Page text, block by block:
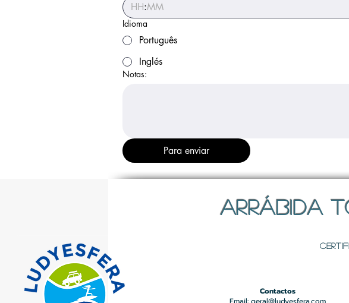
:
Idioma
Português
Inglés
Notas:
Para enviar
ARRÁBIDA
Contactos